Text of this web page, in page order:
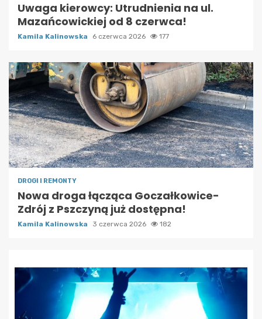
Uwaga kierowcy: Utrudnienia na ul.
Mazańcowickiej od 8 czerwca!
Kamila Kalinowska 6 czerwca 2026 177
DROGI I REMONTY
Nowa droga łącząca Goczałkowice-
Zdrój z Pszczyną już dostępna!
Kamila Kalinowska 3 czerwca 2026 182